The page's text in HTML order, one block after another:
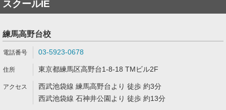
スクールIE
練馬高野台校
03-5923-0678
東京都練馬区高野台1-8-18 TMビル2F
西武池袋線 練馬高野台より 徒歩 約3分
西武池袋線 石神井公園より 徒歩 約13分